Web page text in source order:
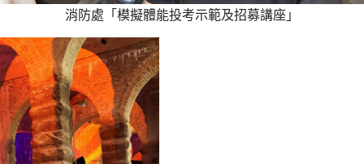
消防處「模擬體能投考示範及招募講座」